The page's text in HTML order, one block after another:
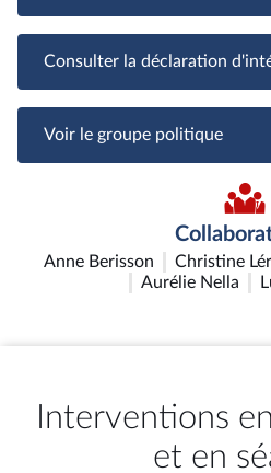
Consulter la déclaration
Voir le groupe politique
Anne Berisson Christine
Aurélie Nella
Interventions
et en